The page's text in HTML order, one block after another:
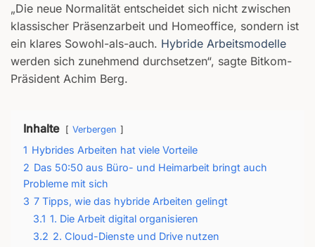
„Die neue Normalität entscheidet sich nicht zwischen
klassischer Präsenzarbeit und Homeoffice, sondern ist
ein klares Sowohl-als-auch. Hybride Arbeitsmodelle
werden sich zunehmend durchsetzen“, sagte Bitkom-
Präsident Achim Berg.
Inhalte Verbergen
1 Hybrides Arbeiten hat viele Vorteile
2 Das 50:50 aus Büro- und Heimarbeit bringt auch
Probleme mit sich
3 7 Tipps, wie das hybride Arbeiten gelingt
3.1 1. Die Arbeit digital organisieren
3.2 2. Cloud-Dienste und Drive nutzen